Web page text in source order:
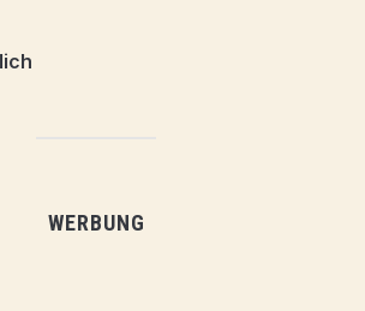
WERBUNG